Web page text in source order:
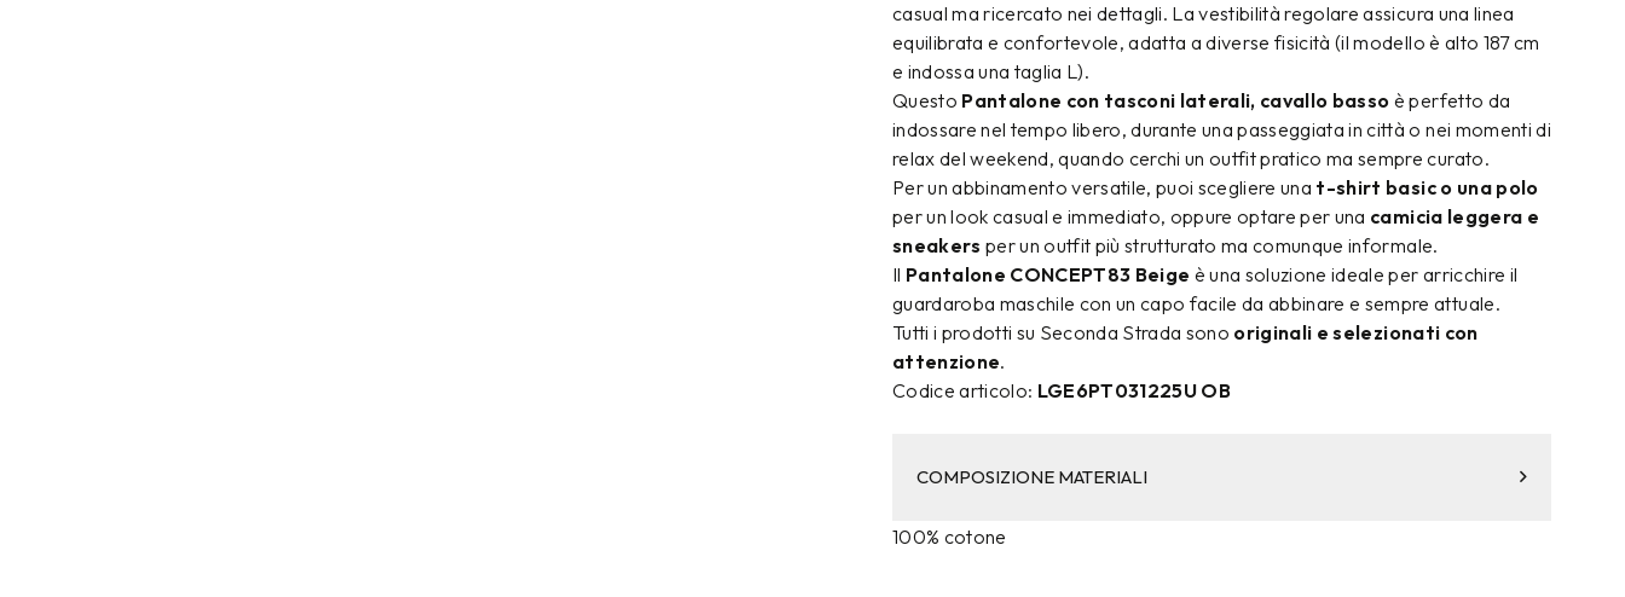
casual ma ricercato nei dettagli. La vestibilità regolare assicura una linea
equilibrata e confortevole, adatta a diverse fisicità (il modello è alto 187 cm
e indossa una taglia L).
Questo Pantalone con tasconi laterali, cavallo basso è perfetto da
indossare nel tempo libero, durante una passeggiata in città o nei momenti di
relax del weekend, quando cerchi un outfit pratico ma sempre curato.
Per un abbinamento versatile, puoi scegliere una t-shirt basic o una polo
per un look casual e immediato, oppure optare per una camicia leggera e
sneakers per un outfit più strutturato ma comunque informale.
Il Pantalone CONCEPT83 Beige è una soluzione ideale per arricchire il
guardaroba maschile con un capo facile da abbinare e sempre attuale.
Tutti i prodotti su Seconda Strada sono originali e selezionati con
attenzione.
Codice articolo: LGE6PT031225U OB
COMPOSIZIONE MATERIALI
100% cotone